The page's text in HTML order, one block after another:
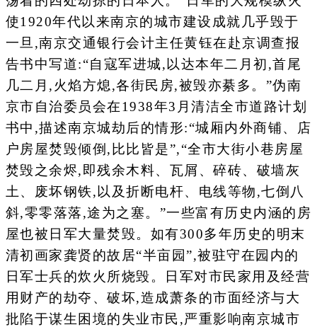
使1920年代以来南京的城市建设成就几乎毁于
一旦,南京交通银行会计主任黄钰在赴京调查报
告书中写道:“自寇军进城,以达本年二月初,首尾
几二月,火焰方熄,各街民房,被毁亦綦多。”伪南
京市自治委员会在1938年3月清洁全市道路计划
书中,描述南京城劫后的情形:“城厢内外商铺、店
户房屋焚毁倾倒,比比皆是”,“全市大街小巷房屋
焚毁之余烬,即残余木料、瓦屑、碎砖、破墙灰
土、废坏钢铁,以及折断电杆、电线等物,七倒八
斜,零零落落,途为之塞。”一些富有历史内涵的房
屋也被日军大量焚毁。如有300多年历史的明末
清初画家龚贤的故居“半亩园”,被驻守在园内的
日军士兵的炊火所烧毁。日军对市民家用及经营
用财产的劫夺、破坏,造成萧条的市面经济与大
批陷于谋生困境的失业市民,严重影响南京城市